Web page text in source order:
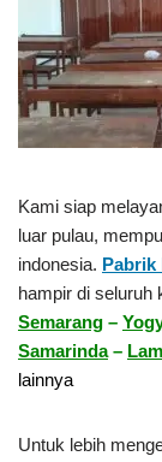
Kami siap
luar pulau,
indonesia. Pabrik
hampir di seluruh
Semarang –
Samarinda–
lainnya
Untuk lebih